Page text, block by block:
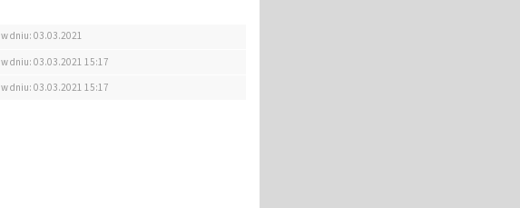
w dniu: 03.03.2021
w dniu: 03.03.2021 15:17
w dniu: 03.03.2021 15:17